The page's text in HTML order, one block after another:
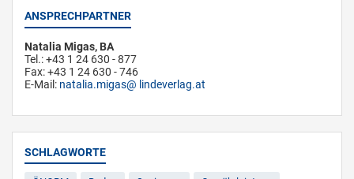
ANSPRECHPARTNER
Natalia Migas, BA
Tel.: +43 1 24 630 - 877
Fax: +43 1 24 630 - 746
E-Mail: natalia.migas lindeverlag.at
SCHLAGWORTE